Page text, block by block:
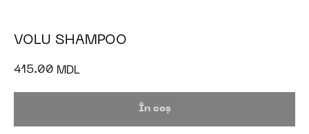
VOLU SHAMPOO
415.00 MDL
În coș